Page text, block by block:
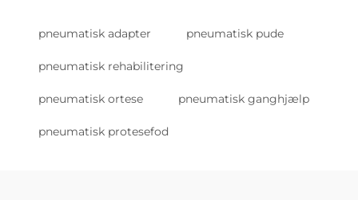
pneumatisk adapter pneumatisk pude
pneumatisk rehabilitering
pneumatisk ortese pneumatisk ganghjælp
pneumatisk protesefod